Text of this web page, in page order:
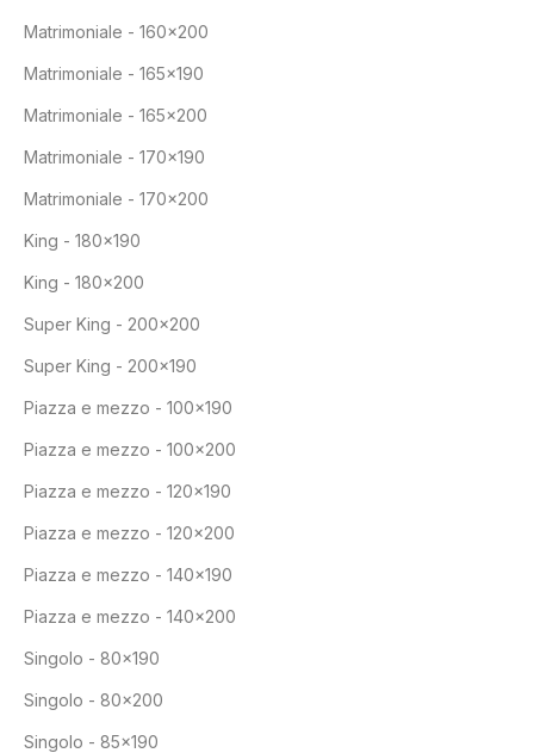
Matrimoniale - 160x200
Matrimoniale - 165x190
Matrimoniale - 165x200
Matrimoniale - 170x190
Matrimoniale - 170x200
King - 180x190
King - 180x200
Super King - 200x200
Super King - 200x190
Piazza e mezzo - 100x190
Piazza e mezzo - 100x200
Piazza e mezzo - 120x190
Piazza e mezzo - 120x200
Piazza e mezzo - 140x190
Piazza e mezzo - 140x200
Singolo - 80x190
Singolo - 80x200
Singolo - 85x190